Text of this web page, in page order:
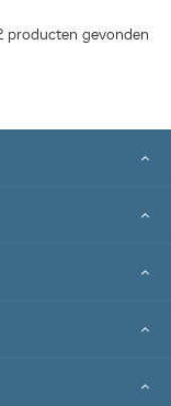
producten gevonden